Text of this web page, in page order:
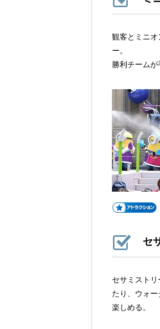
観客とミニ
ー。
勝利チームが
セ
セサミスト
たり、ウォ
楽しめる。